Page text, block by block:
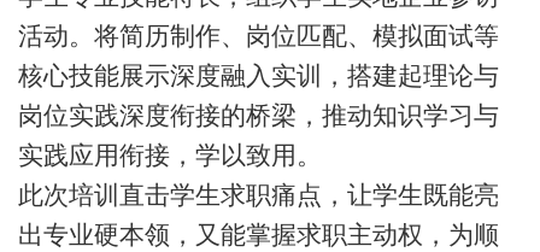
活动。将简历制作、岗位匹配、模拟面试等
核心技能展示深度融入实训，搭建起理论与
岗位实践深度衔接的桥梁，推动知识学习与
实践应用衔接，学以致用。
此次培训直击学生求职痛点，让学生既能亮
出专业硬本领，又能掌握求职主动权，为顺